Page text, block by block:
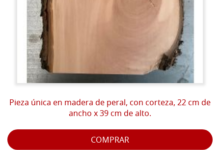
Pieza única en madera de peral, con corteza, 22 cm de
ancho x 39 cm de alto.
COMPRAR